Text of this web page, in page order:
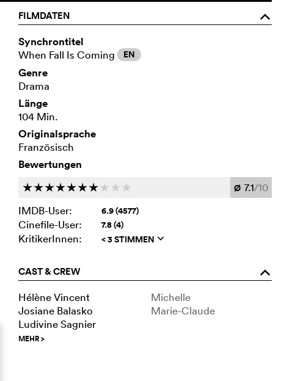
FILMDATEN
o
Synchrontitel
When Fall Is Coming EN
Genre
Drama
Länge
104 Min.
Originalsprache
Französisch
Bewertungen
ccccccc c c c Ø 7.1/10
IMDB-User:
6.9 (4577)
Cinefile-User: 7.8 (4)
KritikerInnen: < 3 STIMMEN q
CAST & CREW o
Hélène Vincent
Michelle
Josiane Balasko
Marie-Claude
Ludivine Sagnier
MEHR>